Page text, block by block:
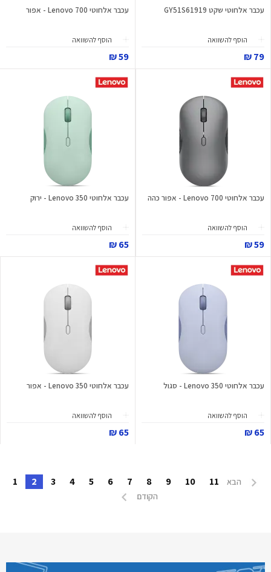
עכבר אלחוטי שקט GY51S61919
הוסף להשוואה
79 ₪
עכבר אלחוטי Lenovo 700 - אפור
הוסף להשוואה
59 ₪
עכבר אלחוטי Lenovo 700 - אפור כהה
הוסף להשוואה
59 ₪
עכבר אלחוטי Lenovo 350 - ירוק
הוסף להשוואה
65 ₪
עכבר אלחוטי Lenovo 350 - סגול
הוסף להשוואה
65 ₪
עכבר אלחוטי Lenovo 350 - אפור
הוסף להשוואה
65 ₪
הבא 11
10
9
8
7
6
5
4
3
2
1
הקודם